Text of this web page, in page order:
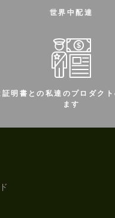
世界中配達
証明書との私達のプロダク
ます